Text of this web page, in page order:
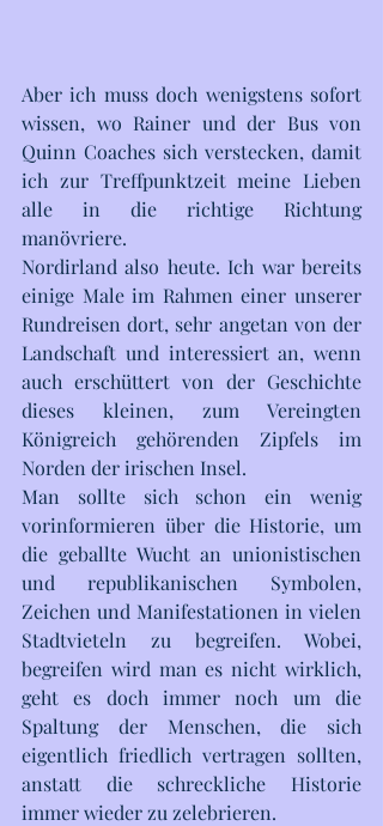
Aber ich muss doch wenigstens sofort
wissen, wo Rainer und der Bus von
Quinn Coaches sich verstecken, damit
ich zur Treffpunktzeit meine Lieben
alle in die richtige Richtung
manövriere.
Nordirland also heute. Ich war bereits
einige Male im Rahmen einer unserer
Rundreisen dort, sehr angetan von der
Landschaft und interessiert an, wenn
auch erschüttert von der Geschichte
dieses kleinen, zum Vereingten
Königreich gehörenden Zipfels im
Norden der irischen Insel.
Man sollte sich schon ein wenig
vorinformieren über die Historie, um
die geballte Wucht an unionistischen
und republikanischen Symbolen,
Zeichen und Manifestationen in vielen
Stadtvieteln zu begreifen. Wobei,
begreifen wird man es nicht wirklich,
geht es doch immer noch um die
Spaltung der Menschen, die sich
eigentlich friedlich vertragen sollten,
anstatt die schreckliche Historie
immer wieder zu zelebrieren.